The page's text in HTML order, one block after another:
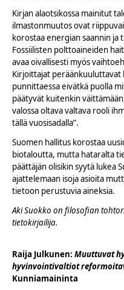
Kirjan alaotsikossa mainitut
ilmastonmuutos ovat
korostaa energian saannin ja
Fossiilisten polttoaineiden
avaa oivallisesti myös
Kirjoittajat peräänkuuluttavat
punnittaessa eivätkä puolla
päätyvät kuitenkin
valossa oltava valtava rooli
tällä vuosisadalla”.
Suomen hallitus korostaa
biotaloutta, mutta hataralta
päättäjän olisikin syytä lukea
ajattelemaan isoja asioita
tietoon perustuvia aineksia.
Aki Suokko on filosofian
tietokirjailija.
Raija Julkunen: Muuttuvat
hyvinvointivaltiot
Kunniamaininta